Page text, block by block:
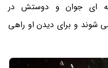
ای جوان و دوستش در
می شوند و برای دیدن او راهی